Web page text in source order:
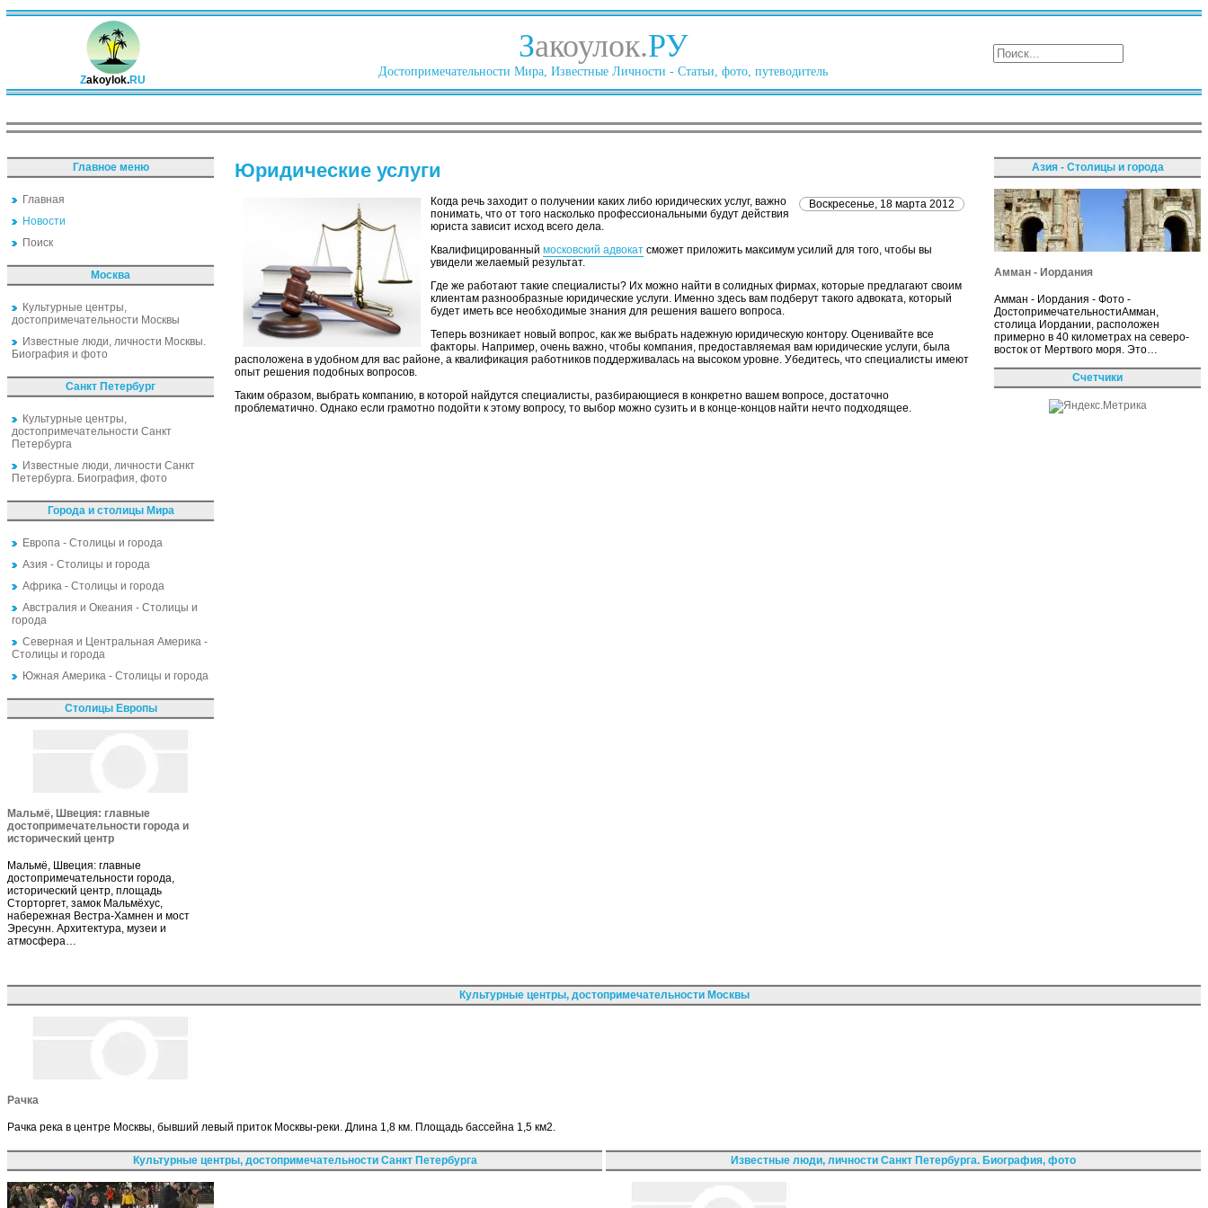
Zakoylok.RU
Закоулок.РУ
Достопримечательности Мира, Известные Личности - Статьи, фото, путеводитель
Главное меню
Главная
Новости
Поиск
Москва
Культурные центры,
достопримечательности Москвы
Известные люди, личности Москвы.
Биография и фото
Санкт Петербург
Культурные центры,
достопримечательности Санкт
Петербурга
Известные люди, личности Санкт
Петербурга. Биография, фото
Города и столицы Мира
Европа - Столицы и города
Азия - Столицы и города
Африка - Столицы и города
Австралия и Океания - Столицы и
города
Северная и Центральная Америка -
Столицы и города
Южная Америка - Столицы и города
Столицы Европы
Мальмё, Швеция: главные
достопримечательности города и
исторический центр
Мальмё, Швеция: главные
достопримечательности города,
исторический центр, площадь
Сторторгет, замок Мальмёхус,
набережная Вестра-Хамнен и мост
Эресунн. Архитектура, музеи и
атмосфера…
Юридические услуги
Воскресенье, 18 марта 2012
Когда речь заходит о получении каких либо юридических услуг, важно
понимать, что от того насколько профессиональными будут действия
юриста зависит исход всего дела.
Квалифицированный московский адвокат сможет приложить максимум усилий для того, чтобы вы
увидели желаемый результат.
Где же работают такие специалисты? Их можно найти в солидных фирмах, которые предлагают своим
клиентам разнообразные юридические услуги. Именно здесь вам подберут такого адвоката, который
будет иметь все необходимые знания для решения вашего вопроса.
Теперь возникает новый вопрос, как же выбрать надежную юридическую контору. Оценивайте все
факторы. Например, очень важно, чтобы компания, предоставляемая вам юридические услуги, была
расположена в удобном для вас районе, а квалификация работников поддерживалась на высоком уровне. Убедитесь, что специалисты имеют
опыт решения подобных вопросов.
Таким образом, выбрать компанию, в которой найдутся специалисты, разбирающиеся в конкретно вашем вопросе, достаточно
проблематично. Однако если грамотно подойти к этому вопросу, то выбор можно сузить и в конце-концов найти нечто подходящее.
Азия - Столицы и города
Амман - Иордания
Амман - Иордания - Фото -
ДостопримечательностиАмман,
столица Иордании, расположен
примерно в 40 километрах на северо-
восток от Мертвого моря. Это…
Счетчики
Культурные центры, достопримечательности Москвы
Рачка
Рачка река в центре Москвы, бывший левый приток Москвы-реки. Длина 1,8 км. Площадь бассейна 1,5 км2.
Культурные центры, достопримечательности Санкт Петербурга Известные люди, личности Санкт Петербурга. Биография, фото